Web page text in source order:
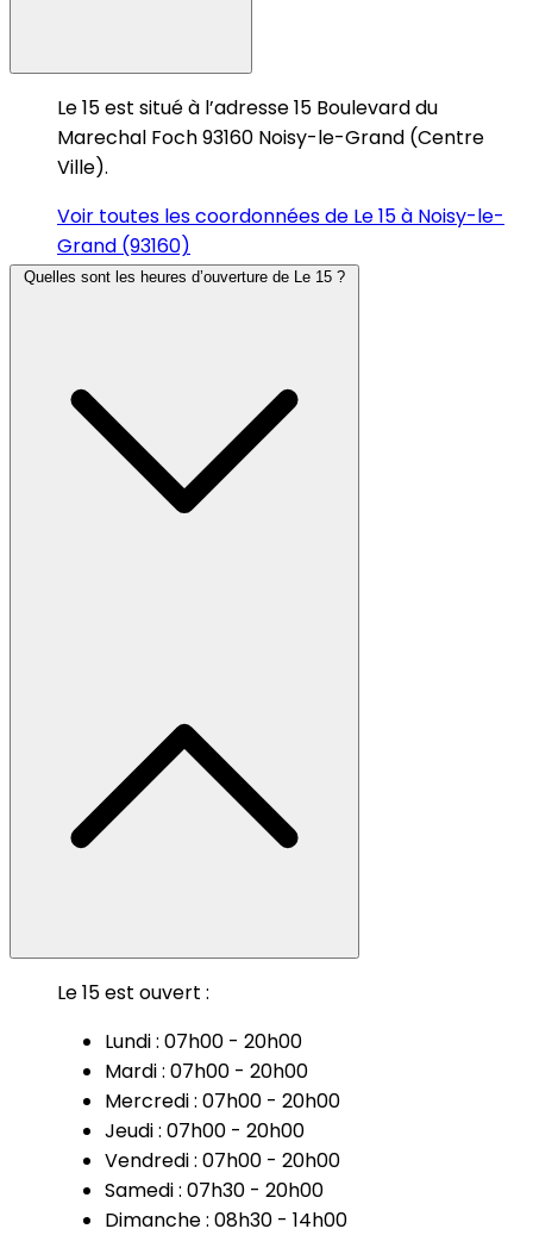
Le 15 est situé à l’adresse 15 Boulevard du
Marechal Foch 93160 Noisy-le-Grand (Centre
Ville).
Voir toutes les coordonnées de Le 15 à Noisy-le-
Grand (93160)
Quelles sont les heures d’ouverture de Le 15 ?
Le 15 est ouvert :
Lundi : 07h00 - 20h00
Mardi : 07h00 - 20h00
Mercredi : 07h00 - 20h00
Jeudi : 07h00 - 20h00
Vendredi : 07h00 - 20h00
Samedi : 07h30 - 20h00
Dimanche : 08h30 - 14h00